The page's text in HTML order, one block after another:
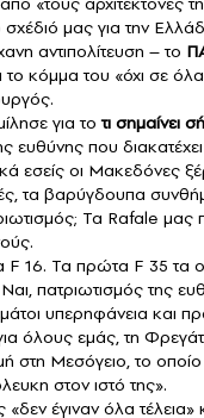
σχέδιό μας για την
αντιπολίτευση – το
το κόμμα του «όχι σε
για τοτι σημαίνει
ευθύνης που
εσείς οι Μακεδόνες
τα βαρύγδουπα
Τα Rafale
F 16. Τα πρώτα F 35 τα
πατριωτισμός της
υπερηφάνεια και
όλους εμάς, τη
στη Μεσόγειο, το
στον ιστό της».
έγιναν όλα τέλεια»